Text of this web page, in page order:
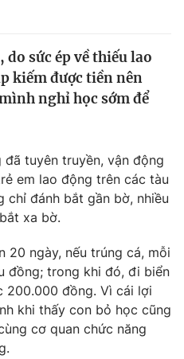
sức ép về thiếu lao
kiếm được tiền nên
nghỉ học sớm để
tuyên truyền, vận động
em lao động trên các tàu
chỉ đánh bắt gần bờ, nhiều
xa bờ.
20 ngày, nếu trúng cá, mỗi
đồng; trong khi đó, đi biển
200.000 đồng. Vì cái lợi
khi thấy con bỏ học cũng
cơ quan chức năng